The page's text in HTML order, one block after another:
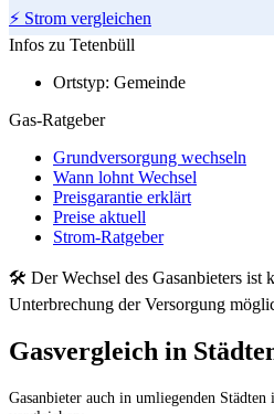
⚡ Strom vergleichen
Infos zu Tetenbüll
Ortstyp: Gemeinde
Gas-Ratgeber
Grundversorgung wechseln
Wann lohnt Wechsel
Preisgarantie erklärt
Preise aktuell
Strom-Ratgeber
🛠 Der Wechsel des Gasanbieters ist
Unterbrechung der Versorgung
Gasvergleich in
Gasanbieter auch in umliegenden